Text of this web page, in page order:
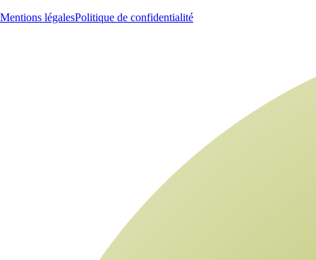
Mentions légalesPolitique de confidentialité